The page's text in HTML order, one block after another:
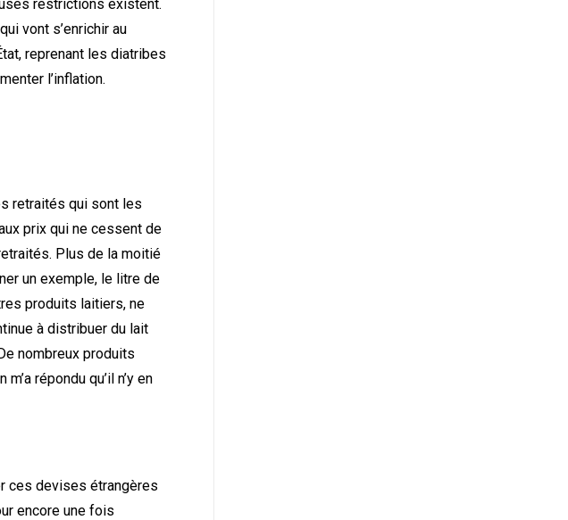
restrictions existent.
vont s’enrichir au
reprenant les diatribes
l’inflation.
retraités qui sont les
prix qui ne cessent de
Plus de la moitié
un exemple, le litre de
produits laitiers, ne
à distribuer du lait
nombreux produits
répondu qu’il n’y en
ces devises étrangères
encore une fois